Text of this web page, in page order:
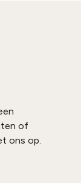
of
ons op.